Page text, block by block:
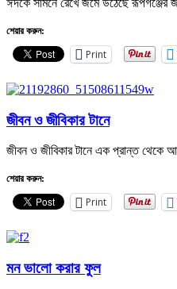
ঈদকে সামনে রেখে জমে উঠেছে রূপগঞ্জের
শেয়ার করুন:
Print
জীবন ও জীবিকার টানে
জীবন ও জীবিকার টানে এক প্রান্ত থেকে
শেয়ার করুন:
Print
মন ভালো করার ফুল